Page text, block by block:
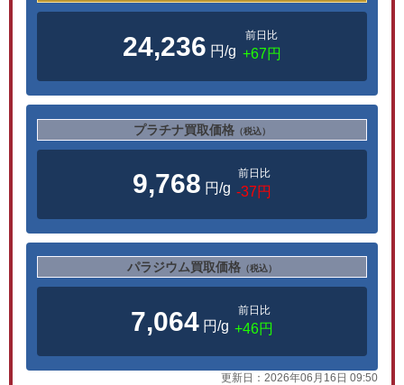
24,236 円/g
前日比
+67円
プラチナ買取価格 （税込）
9,768 円/g
前日比
-37円
パラジウム買取価格 （税込）
7,064 円/g
前日比
+46円
更新日： 2026年06月16日 09:50